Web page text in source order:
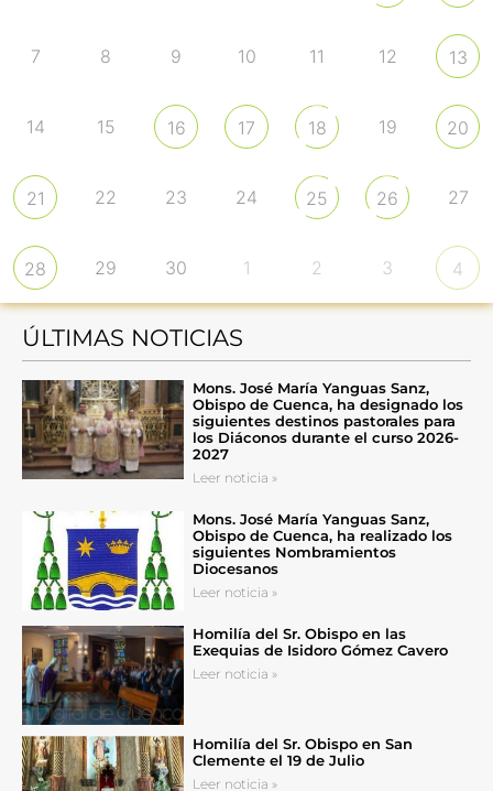
7 8 9 10 11 12 13
14 15 16 17 18 19 20
21 22 23 24 25 26 27
28 29 30 1 2 3 4
ÚLTIMAS NOTICIAS
Mons. José María Yanguas Sanz,
Obispo de Cuenca, ha designado los
siguientes destinos pastorales para
los Diáconos durante el curso 2026-
2027
Leer noticia »
Mons. José María Yanguas Sanz,
Obispo de Cuenca, ha realizado los
siguientes Nombramientos
Diocesanos
Leer noticia »
Homilía del Sr. Obispo en las
Exequias de Isidoro Gómez Cavero
Leer noticia »
Homilía del Sr. Obispo en San
Clemente el 19 de Julio
Leer noticia »